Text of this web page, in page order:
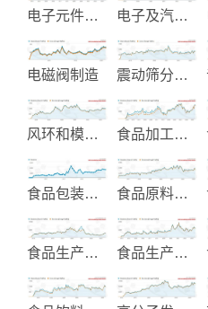
电子元件制造 电子及汽车塑胶零组件
电磁阀制造 震动筛分过滤机
风环和模头制造 食品加工机械
食品包装机械 食品原料粉末制造
食品生产机械解决方案 食品生产设备